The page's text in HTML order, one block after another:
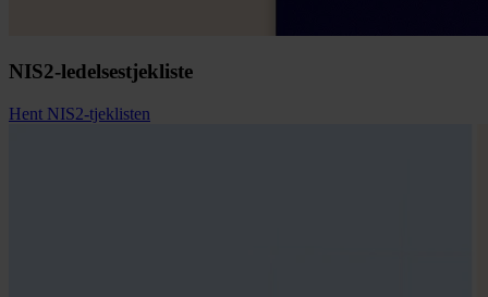
NIS2-ledelsestjekliste
Hent NIS2-tjeklisten